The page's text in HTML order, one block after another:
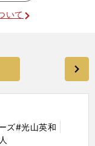
いて
ズ#光山英和